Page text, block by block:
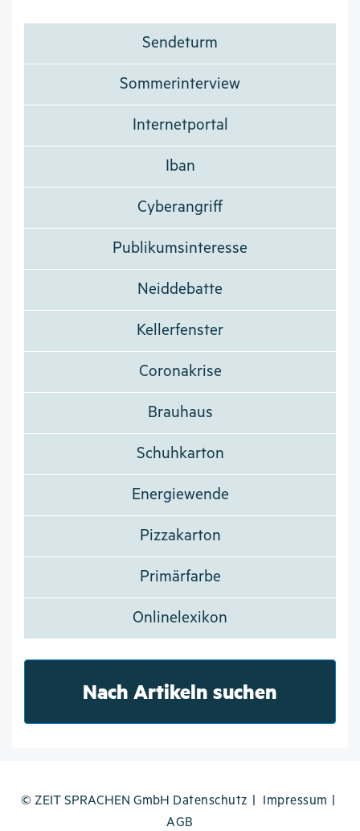
Sendeturm
Sommerinterview
Internetportal
Iban
Cyberangriff
Publikumsinteresse
Neiddebatte
Kellerfenster
Coronakrise
Brauhaus
Schuhkarton
Energiewende
Pizzakarton
Primärfarbe
Onlinelexikon
Nach Artikeln suchen
© ZEIT SPRACHEN GmbH Datenschutz
Impressum
AGB